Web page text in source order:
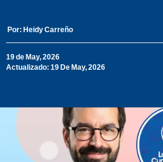
Por: Heidy Carreño
19 de May, 2026
Actualizado: 19 De May, 2026